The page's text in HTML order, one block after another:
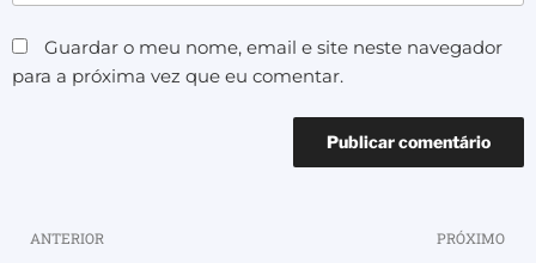
Guardar o meu nome, email e site neste navegador
para a próxima vez que eu comentar.
ANTERIOR PRÓXIMO